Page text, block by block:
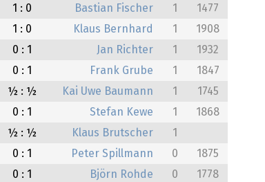
1 : 0 Bastian Fischer 1
1477
1 : 0 Klaus Bernhard 1
1908
0 : 1 Jan Richter 1
1932
0 : 1 Frank Grube 1
1847
½ : ½ Kai Uwe Baumann 1
1745
0 : 1 Stefan Kewe 1
1868
½ : ½ Klaus Brutscher
1
0 : 1 Peter Spillmann 0
1875
0 : 1 Björn Rohde 0 1778